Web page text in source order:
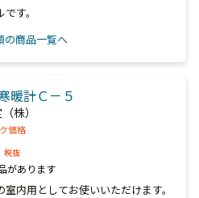
す。
の商品一覧へ
暖計Ｃ－５
株）
価格
税抜
があります
内用としてお使いいただけます。